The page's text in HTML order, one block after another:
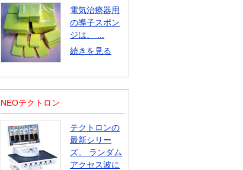
電気治療器用
の導子スポン
ジは、 ...
続きを見る
NEOテクトロン
テクトロンの
最新シリー
ズ。 ランダム
アクセス波に